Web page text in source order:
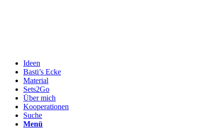
Ideen
Basti’s Ecke
Material
Sets2Go
Über mich
Kooperationen
Suche
Menü